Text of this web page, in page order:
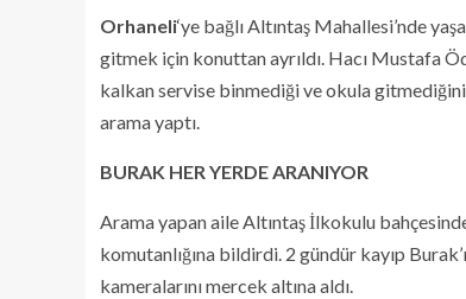
Orhaneli‘ye bağlı Altıntaş Mahallesi’nde
gitmek için konuttan ayrıldı. Hacı Mustafa
kalkan servise binmediği ve okula
arama yaptı.
BURAK HER YERDE ARANIYOR
Arama yapan aile Altıntaş İlkokulu
komutanlığına bildirdi. 2 gündür kayıp
kameralarını mercek altına aldı.